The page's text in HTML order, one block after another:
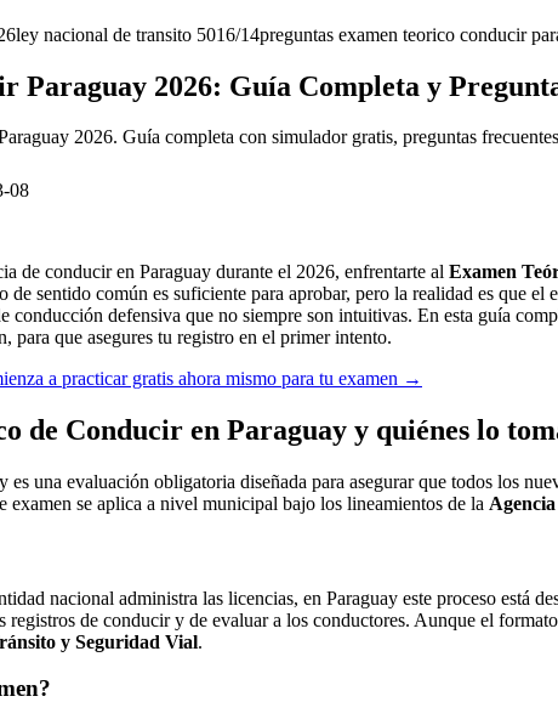
ley nacional de transito 5016/14preguntas examen teorico conducir
Paraguay 2026: Guía Completa y
2026. Guía completa con simulador gratis, preguntas
08
de conducir en Paraguay durante el 2026, enfrentarte al Examen
de sentido común es suficiente para aprobar, pero la realidad es que
conducción defensiva que no siempre son intuitivas. En esta guía
para que asegures tu registro en el primer intento.
a practicar gratis ahora mismo para tu examen →
de Conducir en Paraguay y quiénes lo
una evaluación obligatoria diseñada para asegurar que todos los
examen se aplica a nivel municipal bajo los lineamientos de la
nacional administra las licencias, en Paraguay este proceso
registros de conducir y de evaluar a los conductores. Aunque el
y Seguridad Vial.